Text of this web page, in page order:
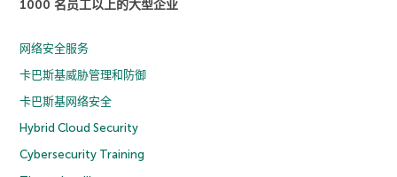
1000 名员工以上的大型企业
网络安全服务
卡巴斯基威胁管理和防御
卡巴斯基网络安全
Hybrid Cloud Security
Cybersecurity Training